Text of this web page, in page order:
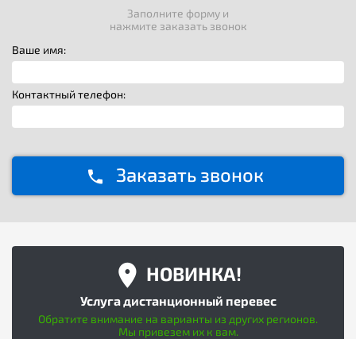
Заполните форму и
нажмите заказать звонок
Ваше имя:
Контактный телефон:
Заказать звонок
НОВИНКА!
Услуга дистанционный перевес
Обратите внимание на варианты из других регионов.
Мы привезем их к вам.